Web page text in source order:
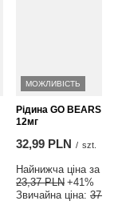
МОЖЛИВІСТЬ
Рідина GO BEARS
12мг
32,99 PLN / szt.
Найнижча ціна за
23,37 PLN +41%
Звичайна ціна: